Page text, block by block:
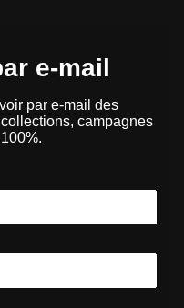
e-mail
par e-mail des
campagnes